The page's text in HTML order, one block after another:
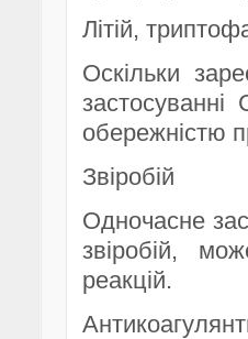
Літій,
Оскільки
обережністю
Звіробій
Одночасне
звіробій,
реакцій.